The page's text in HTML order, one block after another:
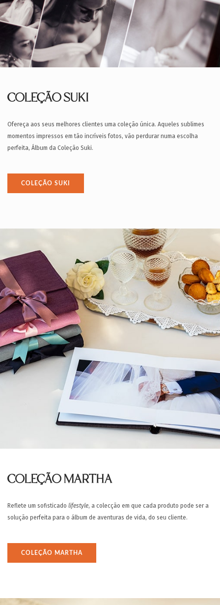
COLEÇÃO SUKI
Ofereça aos seus melhores clientes uma coleção única. Aqueles sublimes
momentos impressos em tão incríveis fotos, vão perdurar numa escolha
perfeita, Álbum da Coleção Suki.
COLEÇÃO SUKI
COLEÇÃO MARTHA
Reflete um sofisticado lifestyle, a colecção em que cada produto pode ser a
solução perfeita para o álbum de aventuras de vida, do seu cliente.
COLEÇÃO MARTHA